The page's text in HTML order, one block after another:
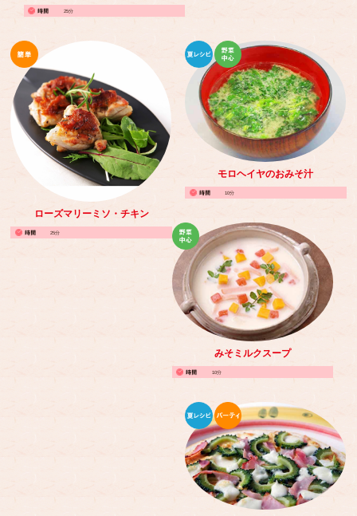
25分
ローズマリーミソ・チキン
25分
モロヘイヤのおみそ汁
10分
みそミルクスープ
10分